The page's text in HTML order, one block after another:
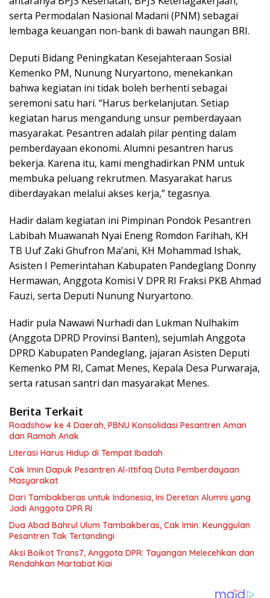
serta Permodalan Nasional Madani (PNM) sebagai
lembaga keuangan non-bank di bawah naungan BRI.
Deputi Bidang Peningkatan Kesejahteraan Sosial
Kemenko PM, Nunung Nuryartono, menekankan
bahwa kegiatan ini tidak boleh berhenti sebagai
seremoni satu hari. “Harus berkelanjutan. Setiap
kegiatan harus mengandung unsur pemberdayaan
masyarakat. Pesantren adalah pilar penting dalam
pemberdayaan ekonomi. Alumni pesantren harus
bekerja. Karena itu, kami menghadirkan PNM untuk
membuka peluang rekrutmen. Masyarakat harus
diberdayakan melalui akses kerja,” tegasnya.
Hadir dalam kegiatan ini Pimpinan Pondok Pesantren
Labibah Muawanah Nyai Eneng Romdon Farihah, KH
TB Uuf Zaki Ghufron Ma’ani, KH Mohammad Ishak,
Asisten I Pemerintahan Kabupaten Pandeglang Donny
Hermawan, Anggota Komisi V DPR RI Fraksi PKB Ahmad
Fauzi, serta Deputi Nunung Nuryartono.
Hadir pula Nawawi Nurhadi dan Lukman Nulhakim
(Anggota DPRD Provinsi Banten), sejumlah Anggota
DPRD Kabupaten Pandeglang, jajaran Asisten Deputi
Kemenko PM RI, Camat Menes, Kepala Desa Purwaraja,
serta ratusan santri dan masyarakat Menes.
Berita Terkait
Roadshow ke 4 Daerah, PBNU Konsolidasi Pesantren Aman
dan Ramah Anak
Literasi Harus Hidup di Tempat Ibadah
Cak Imin Dapuk Pesantren Al-Ittifaq Duta Pemberdayaan
Masyarakat
Dari Tambakberas untuk Indonesia, Ini Deretan Alumni yang
Jadi Anggota DPR RI
Dua Abad Bahrul Ulum Tambakberas, Cak Imin: Keunggulan
Pesantren Tak Tertandingi
Aksi Boikot Trans7, Anggota DPR: Tayangan Melecehkan dan
Rendahkan Martabat Kiai